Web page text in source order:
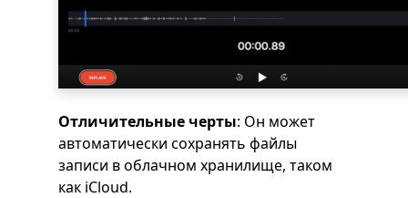
Отличительные черты: Он может
автоматически сохранять файлы
записи в облачном хранилище, таком
как iCloud.